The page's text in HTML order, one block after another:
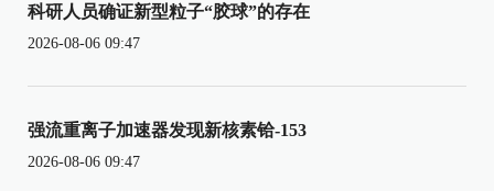
科研人员确证新型粒子“胶球”的存在
2026-08-06 09:47
强流重离子加速器发现新核素铪-153
2026-08-06 09:47